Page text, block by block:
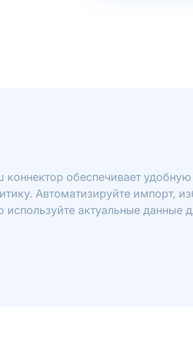
обеспечивает
Автоматизируйте импорт,
используйте актуальные данные